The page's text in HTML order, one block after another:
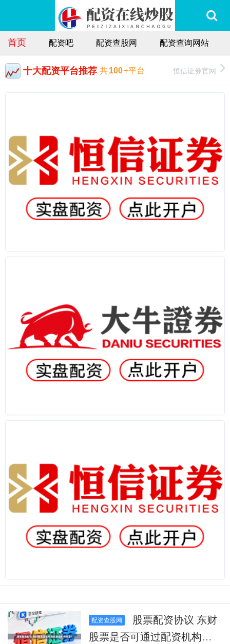
首页 配资吧 配资查股网 配资查询网站
十大配资平台推荐 共100+平台 恒信证券官网
配资查股网
股票是否可通过配资机构交